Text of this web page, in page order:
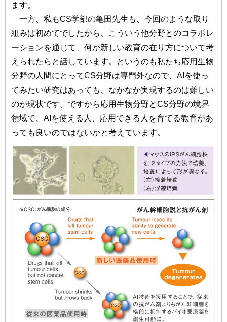
ます。
一方、私もCS学部の亀田先生も、今回のような取り
組みは初めてでしたから、こういう他分野とのコラボレ
ーションを通じて、何か新しい教育の在り方について考
えられたらと話しています。というのも私たち応用生物
分野の人間にとってCS分野は専門外なので、AIを使っ
てみたい研究はあっても、なかなか実現するのは難しい
のが現状です。ですから応用生物分野とCS分野の境界
領域で、AIを使える人、応用できる人を育てる教育があ
っても良いのではないかと考えています。